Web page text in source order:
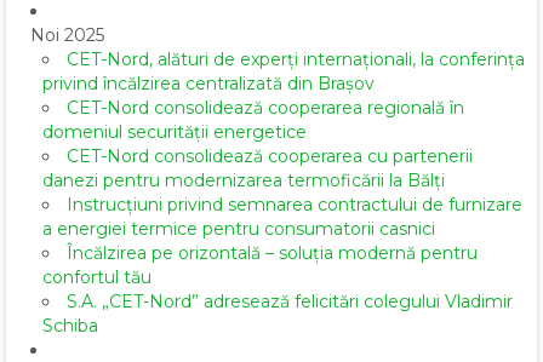
Noi 2025
CET-Nord, alături de experți internaționali, la conferința
privind încălzirea centralizată din Brașov
CET-Nord consolidează cooperarea regională în
domeniul securității energetice
CET-Nord consolidează cooperarea cu partenerii
danezi pentru modernizarea termoficării la Bălți
Instrucțiuni privind semnarea contractului de furnizare
a energiei termice pentru consumatorii casnici
Încălzirea pe orizontală – soluția modernă pentru
confortul tău
S.A. „CET-Nord” adresează felicitări colegului Vladimir
Schiba